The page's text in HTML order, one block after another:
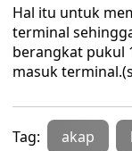
Hal itu untuk
terminal
berangkat pukul
masuk
Tag: akap